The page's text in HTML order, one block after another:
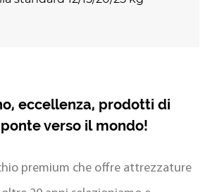
eccellenza, prodotti di
verso il mondo!
premium che offre attrezzature